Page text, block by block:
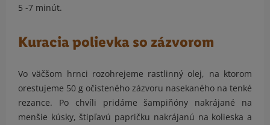
5 -7 minút.
Kuracia polievka so zázvorom
Vo väčšom hrnci rozohrejeme rastlinný olej, na ktorom
orestujeme 50 g očisteného zázvoru nasekaného na tenké
rezance. Po chvíli pridáme šampiňóny nakrájané na
menšie kúsky, štipľavú papričku nakrájanú na kolieska a